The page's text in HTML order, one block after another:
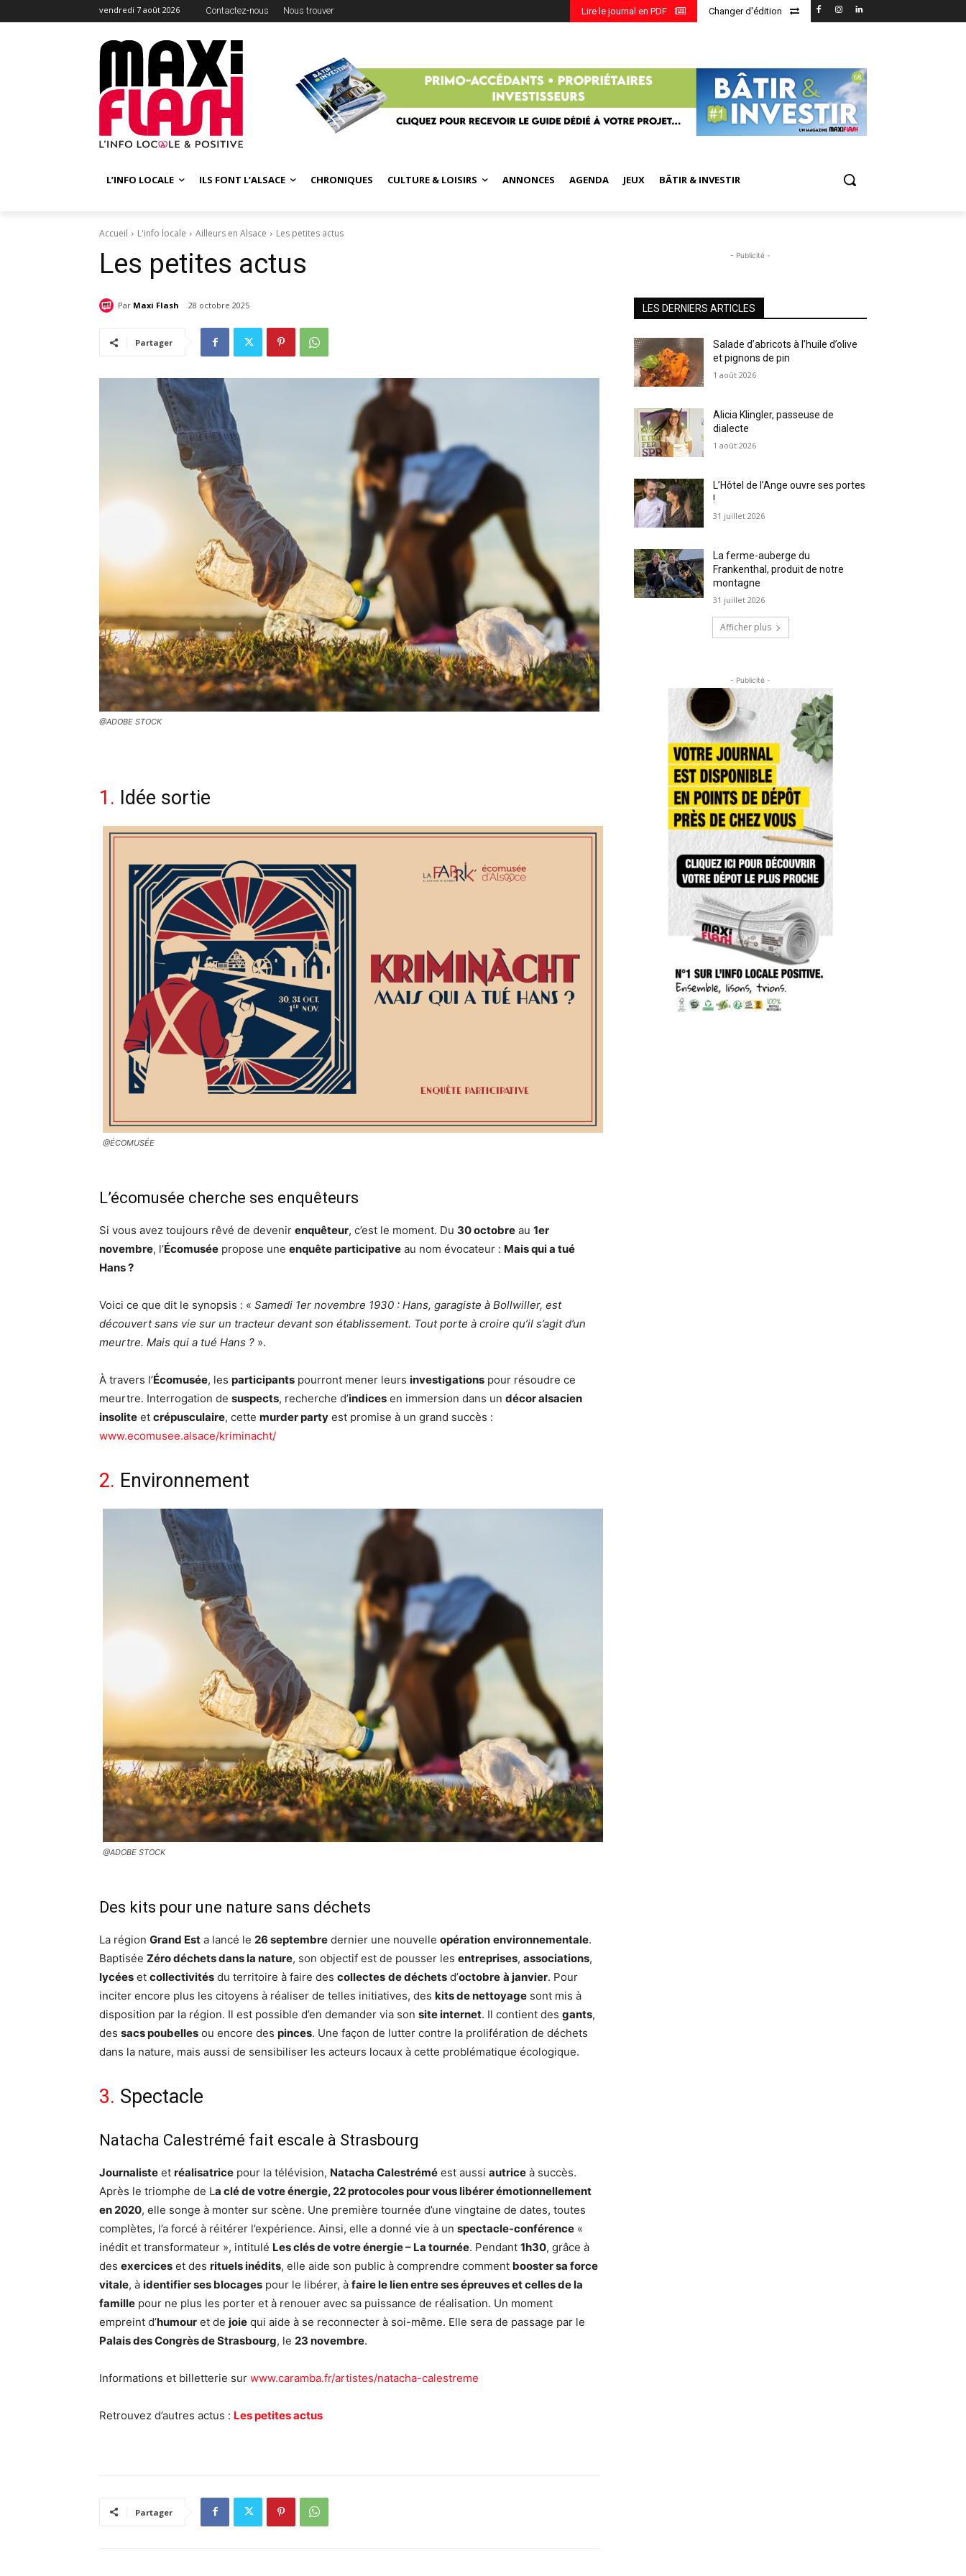
vendredi 7 août 2026 Contactez-nous Nous trouver Changer d'édition
Lire le journal en PDF
L’INFO LOCALE ILS FONT L’ALSACE CHRONIQUES CULTURE & LOISIRS ANNONCES AGENDA JEUX BÂTIR & INVESTIR
Accueil L'info locale Ailleurs en Alsace Les petites actus
Les petites actus
Par Maxi Flash 28 octobre 2025
Partager
@ADOBE STOCK
1. Idée sortie
@ÉCOMUSÉE
L’écomusée cherche ses enquêteurs
Si vous avez toujours rêvé de devenir enquêteur, c’est le moment. Du 30 octobre au 1er
novembre, l’Écomusée propose une enquête participative au nom évocateur : Mais qui a tué
Hans ?
Voici ce que dit le synopsis : « Samedi 1er novembre 1930 : Hans, garagiste à Bollwiller, est
découvert sans vie sur un tracteur devant son établissement. Tout porte à croire qu’il s’agit d’un
meurtre. Mais qui a tué Hans ? ».
À travers l’Écomusée, les participants pourront mener leurs investigations pour résoudre ce
meurtre. Interrogation de suspects, recherche d’indices en immersion dans un décor alsacien
insolite et crépusculaire, cette murder party est promise à un grand succès :
www.ecomusee.alsace/kriminacht/
2. Environnement
@ADOBE STOCK
Des kits pour une nature sans déchets
La région Grand Est a lancé le 26 septembre dernier une nouvelle opération environnementale.
Baptisée Zéro déchets dans la nature, son objectif est de pousser les entreprises, associations,
lycées et collectivités du territoire à faire des collectes de déchets d’octobre à janvier. Pour
inciter encore plus les citoyens à réaliser de telles initiatives, des kits de nettoyage sont mis à
disposition par la région. Il est possible d’en demander via son site internet. Il contient des gants,
des sacs poubelles ou encore des pinces. Une façon de lutter contre la prolifération de déchets
dans la nature, mais aussi de sensibiliser les acteurs locaux à cette problématique écologique.
3. Spectacle
Natacha Calestrémé fait escale à Strasbourg
Journaliste et réalisatrice pour la télévision, Natacha Calestrémé est aussi autrice à succès.
Après le triomphe de La clé de votre énergie, 22 protocoles pour vous libérer émotionnellement
en 2020, elle songe à monter sur scène. Une première tournée d’une vingtaine de dates, toutes
complètes, l’a forcé à réitérer l’expérience. Ainsi, elle a donné vie à un spectacle-conférence «
inédit et transformateur », intitulé Les clés de votre énergie – La tournée. Pendant 1h30, grâce à
des exercices et des rituels inédits, elle aide son public à comprendre comment booster sa force
vitale, à identifier ses blocages pour le libérer, à faire le lien entre ses épreuves et celles de la
famille pour ne plus les porter et à renouer avec sa puissance de réalisation. Un moment
empreint d’humour et de joie qui aide à se reconnecter à soi-même. Elle sera de passage par le
Palais des Congrès de Strasbourg, le 23 novembre.
Informations et billetterie sur www.caramba.fr/artistes/natacha-calestreme
Retrouvez d’autres actus : Les petites actus
Partager
- Publicité -
LES DERNIERS ARTICLES
Salade d’abricots à l’huile d’olive
et pignons de pin
1 août 2026
Alicia Klingler, passeuse de
dialecte
1 août 2026
L’Hôtel de l’Ange ouvre ses portes
!
31 juillet 2026
La ferme-auberge du
Frankenthal, produit de notre
montagne
31 juillet 2026
Afficher plus
- Publicité -